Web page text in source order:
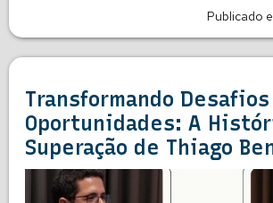
Publicado
Transformando
Oportunidades: A
Superação de Thiago